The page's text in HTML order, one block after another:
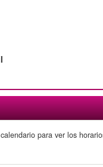
para ver los